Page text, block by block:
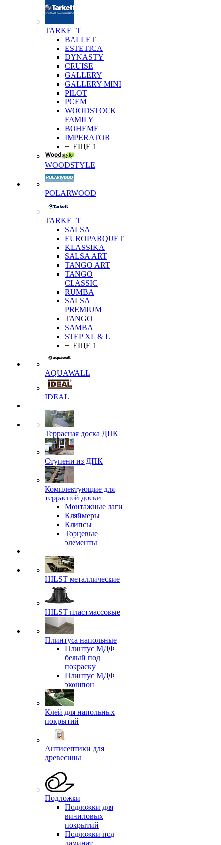
TARKETT
BALLET
ESTETICA
DYNASTY
CRUISE
GALLERY
GALLERY MINI
PILOT
POEM
WOODSTOCK
FAMILY
BOHEME
IMPERATOR
+ ЕЩЕ 1
WOODSTYLE
POLARWOOD
TARKETT
SALSA
EUROPARQUET
KLASSIKA
SALSA ART
TANGO ART
TANGO
CLASSIC
RUMBA
SALSA
PREMIUM
TANGO
SAMBA
STEP XL & L
+ ЕЩЕ 1
AQUAWALL
IDEAL
Террасная доска ДПК
Ступени из ДПК
Комплектующие для
террасной доски
Монтажные лаги
Кляймеры
Клипсы
Торцевые
элементы
HILST металлические
HILST пластмассовые
Плинтуса напольные
Плинтус МДФ
белый под
покраску
Плинтус МДФ
экошпон
Клей для напольных
покрытий
Антисептики для
древесины
Подложки
Подложки для
виниловых
покрытий
Подложки под
ламинат